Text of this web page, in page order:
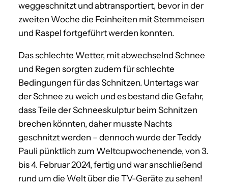
weggeschnitzt und abtransportiert, bevor in der
zweiten Woche die Feinheiten mit Stemmeisen
und Raspel fortgeführt werden konnten.
Das schlechte Wetter, mit abwechselnd Schnee
und Regen sorgten zudem für schlechte
Bedingungen für das Schnitzen. Untertags war
der Schnee zu weich und es bestand die Gefahr,
dass Teile der Schneeskulptur beim Schnitzen
brechen könnten, daher musste Nachts
geschnitzt werden – dennoch wurde der Teddy
Pauli pünktlich zum Weltcupwochenende, von 3.
bis 4. Februar 2024, fertig und war anschließend
rund um die Welt über die TV-Geräte zu sehen!